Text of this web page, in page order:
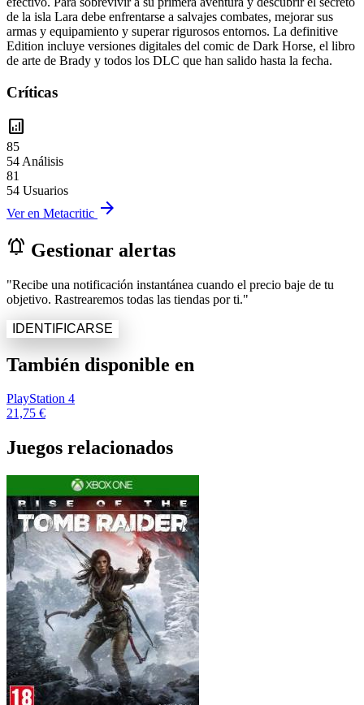
de la isla Lara debe enfrentarse a salvajes combates, mejorar sus
armas y equipamiento y superar rigurosos entornos. La definitive
Edition incluye versiones digitales del comic de Dark Horse, el libro
de arte de Brady y todos los DLC que han salido hasta la fecha.
Críticas
analytics
85
54 Análisis
81
54 Usuarios
Ver en Metacritic arrow_forward
notifications_active Gestionar alertas
"Recibe una notificación instantánea cuando el precio baje de tu
objetivo. Rastrearemos todas las tiendas por ti."
IDENTIFICARSE
También disponible en
PlayStation 4
21,75 €
Juegos relacionados